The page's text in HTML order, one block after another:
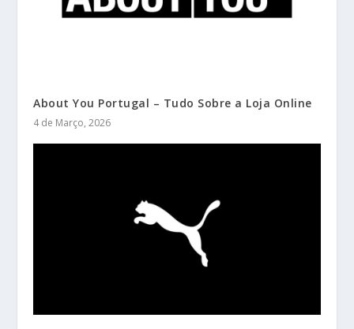
About You Portugal – Tudo Sobre a Loja Online
4 de Março, 2026